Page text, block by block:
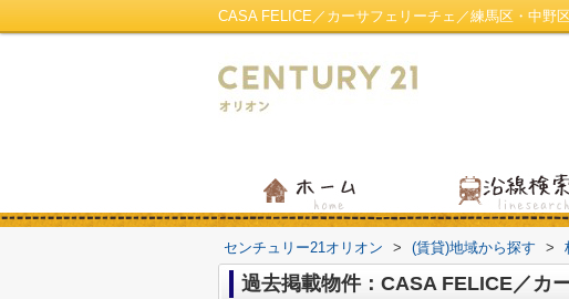
CASA FELICE／カーサフェリーチェ／練馬区・中野
センチュリー21オリオン > (賃貸)地域から探す >
過去掲載物件：CASA FELICE／カ